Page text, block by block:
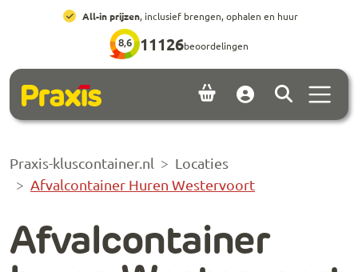
Ga naar hoofdinhoud
Ga naar footer
All-in prijzen, inclusief brengen, ophalen en huur
8,6 11126beoordelingen
Account
Praxis-kluscontainer.nl
Locaties
Afvalcontainer Huren Westervoort
Afvalcontainer